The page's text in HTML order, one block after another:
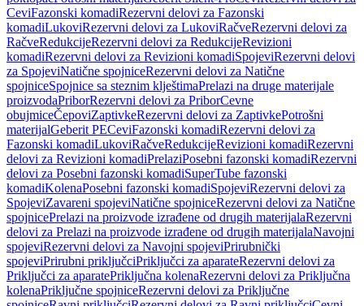
CeviFazonski komadiRezervni delovi za Fazonski
komadiLukoviRezervni delovi za LukoviRačveRezervni delovi za
RačveRedukcijeRezervni delovi za RedukcijeRevizioni
komadiRezervni delovi za Revizioni komadiSpojeviRezervni delovi
za SpojeviNatične spojniceRezervni delovi za Natične
spojniceSpojnice sa steznim klještimaPrelazi na druge materijale
proizvodaPriborRezervni delovi za PriborCevne
obujmiceČepoviZaptivkeRezervni delovi za ZaptivkePotrošni
materijalGeberit PECeviFazonski komadiRezervni delovi za
Fazonski komadiLukoviRačveRedukcijeRevizioni komadiRezervni
delovi za Revizioni komadiPrelaziPosebni fazonski komadiRezervni
delovi za Posebni fazonski komadiSuperTube fazonski
komadiKolenaPosebni fazonski komadiSpojeviRezervni delovi za
SpojeviZavareni spojeviNatične spojniceRezervni delovi za Natične
spojnicePrelazi na proizvode izrađene od drugih materijalaRezervni
delovi za Prelazi na proizvode izrađene od drugih materijalaNavojni
spojeviRezervni delovi za Navojni spojeviPrirubnički
spojeviPrirubni priključciPriključci za aparateRezervni delovi za
Priključci za aparatePriključna kolenaRezervni delovi za Priključna
kolenaPriključne spojniceRezervni delovi za Priključne